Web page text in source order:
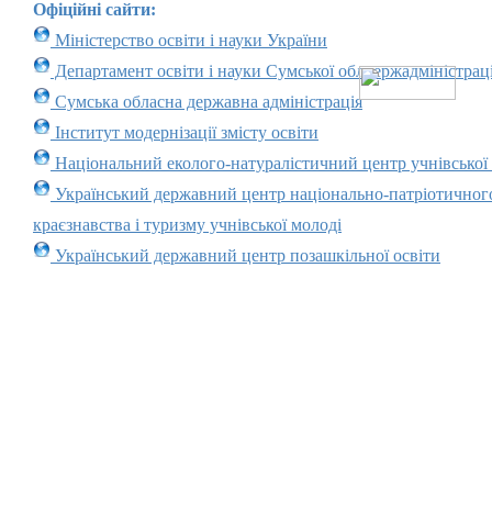
Офіційні сайти:
Міністерство освіти і науки України
Департамент освіти і науки Сумської
Сумська обласна державна адміністрація
Інститут модернізації змісту освіти
Національний еколого-натуралістичний центр учнівської
Український державний центр національно-
краєзнавства і туризму учнівської молоді
Український державний центр позашкільної освіти